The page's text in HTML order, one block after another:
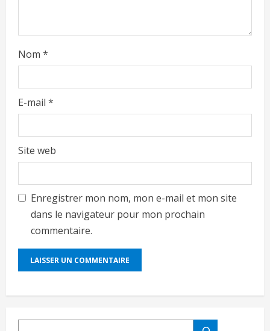
Nom *
E-mail *
Site web
Enregistrer mon nom, mon e-mail et mon site
dans le navigateur pour mon prochain
commentaire.